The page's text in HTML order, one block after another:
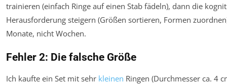
trainieren (einfach Ringe auf einen Stab fädeln), dann die
Herausforderung steigern (Größen sortieren, Formen
Monate, nicht Wochen.
Fehler 2: Die falsche Größe
Ich kaufte ein Set mit sehr kleinen Ringen (Durchmesser ca. 4